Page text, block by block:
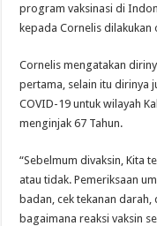
program vaksinasi di
kepada Cornelis
Cornelis mengatakan
pertama, selain itu dirinya
COVID-19 untuk wilayah
menginjak 67 Tahun.
“Sebelmum divaksin, Kita
atau tidak. Pemeriksaan
badan, cek tekanan
bagaimana reaksi vaksin